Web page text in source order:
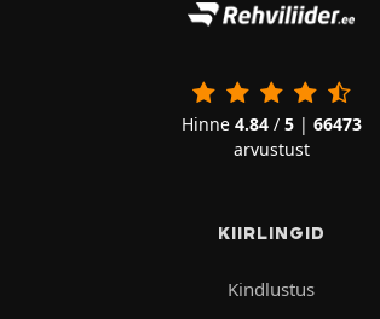
Hinne 4.84/ 5| 66473
arvustust
KIIRLINGID
Kindlustus